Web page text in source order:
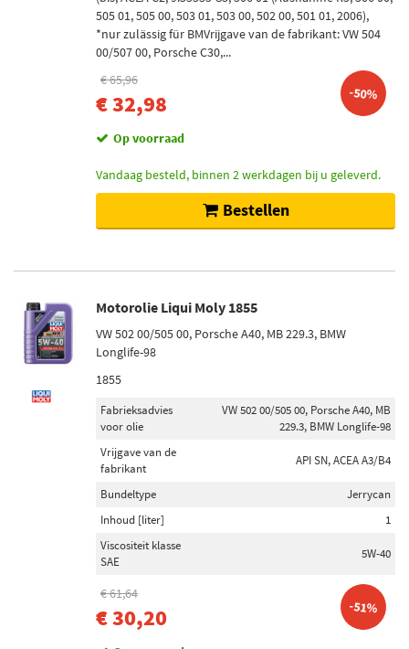
Viscositeitsindeling volgens SAE
Voorraad
Op voorraad (155)
Niet op voorraad (65)
505 01, 505 00, 503 01, 503 00, 502 00, 501 01, 2006),
*nur zulässig für BMVrijgave van de fabrikant: VW 504
00/507 00, Porsche C30,...
€ 65,96
€ 32,98 -50%
Op voorraad
Vandaag besteld, binnen 2 werkdagen bij u geleverd.
Bestellen
Motorolie Liqui Moly 1855
VW 502 00/505 00, Porsche A40, MB 229.3, BMW
Longlife-98
1855
Fabrieksadvies
voor olie
VW 502 00/505 00, Porsche A40, MB
229.3, BMW Longlife-98
Vrijgave van de
fabrikant
API SN, ACEA A3/B4
Bundeltype
Jerrycan
Inhoud [liter]
1
Viscositeit klasse
SAE
5W-40
€ 61,64
€ 30,20 -51%